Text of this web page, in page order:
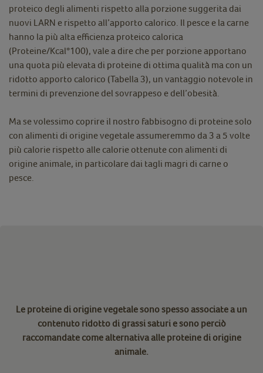
proteico degli alimenti rispetto alla porzione suggerita dai
nuovi LARN e rispetto all’apporto calorico. Il pesce e la carne
hanno la più alta efficienza proteico calorica
(Proteine/Kcal*100), vale a dire che per porzione apportano
una quota più elevata di proteine di ottima qualità ma con un
ridotto apporto calorico (Tabella 3), un vantaggio notevole in
termini di prevenzione del sovrappeso e dell’obesità.
Ma se volessimo coprire il nostro fabbisogno di proteine solo
con alimenti di origine vegetale assumeremmo da 3 a 5 volte
più calorie rispetto alle calorie ottenute con alimenti di
origine animale, in particolare dai tagli magri di carne o
pesce.
Le proteine di origine vegetale sono spesso associate a un
contenuto ridotto di grassi saturi e sono perciò
raccomandate come alternativa alle proteine di origine
animale.